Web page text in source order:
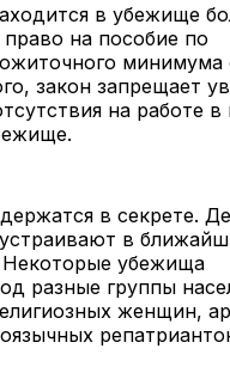
в убежище
на пособие по
минимума
закон запрещает
на работе в
в секрете.
в
Некоторые убежища
разные группы
женщин,